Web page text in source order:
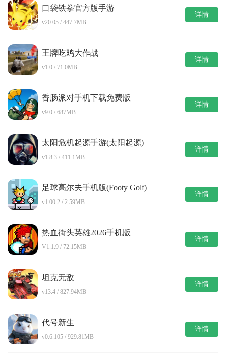
口袋铁拳官方版手游
v20.05 / 447.7MB
详情
王牌吃鸡大作战
v1.0 / 71.0MB
详情
香肠派对手机下载免费版
v9.0 / 687MB
详情
太阳危机起源手游(太阳起源)
v1.8.3 / 411.1MB
详情
足球高尔夫手机版(Footy Golf)
v1.00.2 / 2.59MB
详情
热血街头英雄2026手机版
V1.1.9 / 72.15MB
详情
坦克无敌
v13.4 / 827.94MB
详情
代号新生
v0.6.105 / 929.81MB
详情